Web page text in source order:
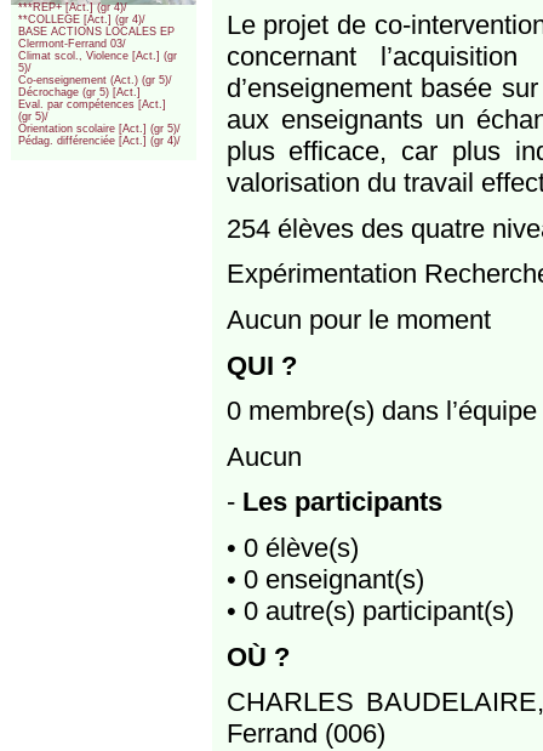
***REP+ [Act.] (gr 4)/
**COLLEGE [Act.] (gr 4)/
BASE ACTIONS LOCALES EP
Clermont-Ferrand 03/
Climat scol., Violence [Act.] (gr
5)/
Co-enseignement (Act.) (gr 5)/
Décrochage (gr 5) [Act.]
Eval. par compétences [Act.]
(gr 5)/
Orientation scolaire [Act.] (gr 5)/
Pédag. différenciée [Act.] (gr 4)/
Le projet de co-
concernant
d’enseignement basée
aux enseignants un
plus efficace, car plus
valorisation du travail
254 élèves des quatre
Expérimentation
Aucun pour le moment
QUI ?
0 membre(s) dans l’équipe
Aucun
- Les participants
• 0 élève(s)
• 0 enseignant(s)
• 0 autre(s) participant(s)
OÙ ?
CHARLES
Ferrand (006)